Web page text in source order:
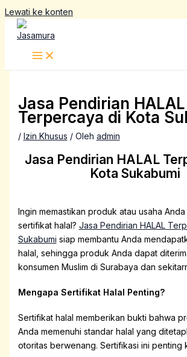
Lewati ke konten
Jasa Pendirian HALAL
Terpercaya di Kota
/ Izin Khusus / Oleh admin
Jasa Pendirian HALAL
Kota Sukabumi
Ingin memastikan produk atau usaha
sertifikat halal? Jasa Pendirian HALAL
Sukabumi siap membantu Anda
halal, sehingga produk Anda dapat
konsumen Muslim di Surabaya dan
Mengapa Sertifikat Halal Penting?
Sertifikat halal memberikan bukti bahwa
Anda memenuhi standar halal yang
otoritas berwenang. Sertifikasi ini penting